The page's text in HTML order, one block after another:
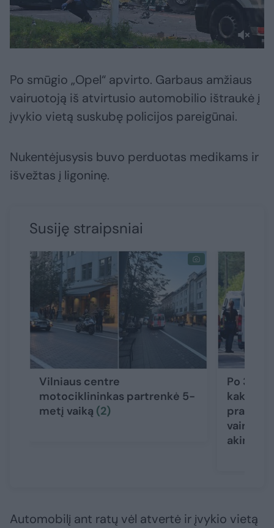
Po smūgio „Opel“ apvirto. Garbaus amžiaus
vairuotoją iš atvirtusio automobilio ištraukė į
įvykio vietą suskubę policijos pareigūnai.
Nukentėjusysis buvo perduotas medikams ir
išvežtas į ligoninę.
Susiję straipsniai
Vilniaus centre
motociklininkas partrenkė 5-
metį vaiką (2)
Po 3
prabilo
Automobilį ant ratų vėl atvertė ir įvykio vietą